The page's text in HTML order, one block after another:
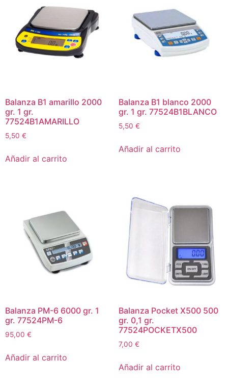
Balanza B1 amarillo 2000
gr. 1 gr.
77524B1AMARILLO
5,50 €
Añadir al carrito
Balanza B1 blanco 2000
gr. 1 gr. 77524B1BLANCO
5,50 €
Añadir al carrito
Balanza PM-6 6000 gr. 1
gr. 77524PM-6
95,00 €
Añadir al carrito
Balanza Pocket X500 500
gr. 0,1 gr.
77524POCKETX500
7,00 €
Añadir al carrito